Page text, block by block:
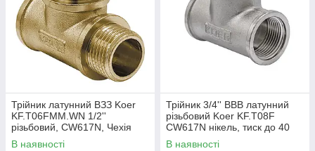
Трійник латунний ВЗЗ Koer
KF.T06FMM.WN 1/2''
різьбовий, CW617N, Чехія
(без нікелю)
В наявності
Трійник 3/4'' ВВВ латунний
різьбовий Koer KF.T08F
CW617N нікель, тиск до 40
бар, Чехія
В наявності